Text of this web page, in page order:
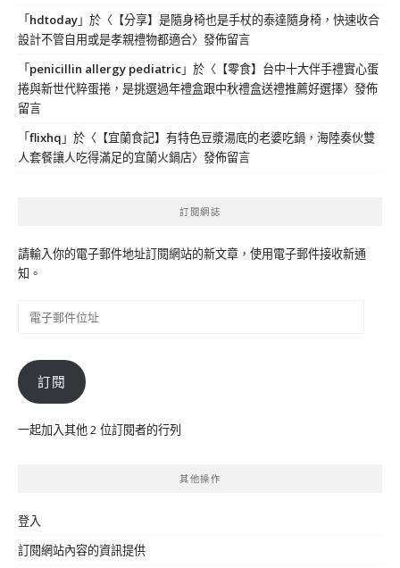
「hdtoday」於〈 【分享】是隨身椅也是手杖的泰達隨身椅，快速收合
設計不管自用或是孝親禮物都適合〉發佈留言
「penicillin allergy pediatric」於〈 【零食】台中十大伴手禮實心蛋
捲與新世代粹蛋捲，是挑選過年禮盒跟中秋禮盒送禮推薦好選擇〉發佈
留言
「flixhq 」於〈 【宜蘭食記】有特色豆漿湯底的老婆吃鍋，海陸奏伙雙
人套餐讓人吃得滿足的宜蘭火鍋店〉發佈留言
訂閱網誌
請輸入你的電子郵件地址訂閱網站的新文章，使用電子郵件接收新通
知。
件
位
訂閱
一起加入其他 2 位訂閱者的行列
其他操作
登入
訂閱網站內容的資訊提供